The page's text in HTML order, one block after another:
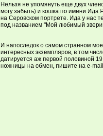
Нельзя не упомянуть еще двух
могу забыть) и кошка по имени Ида
на Серовском портрете. Ида у нас
под названием "Мой любимый
И напоследок о самом странном
интересных экземпляров, в том
датируется аж первой половиной
ножницы на обмен, пишите на e-mail